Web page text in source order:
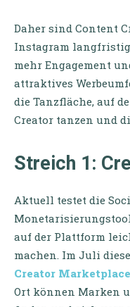
Daher sind Content
Instagram
mehr Engagement
attraktives
die Tanzfläche, auf
Creator tanzen und
Streich 1:
Aktuell testet die
auf der Plattform
machen. Im Juli
Creator Marketplace
Ort können Marken